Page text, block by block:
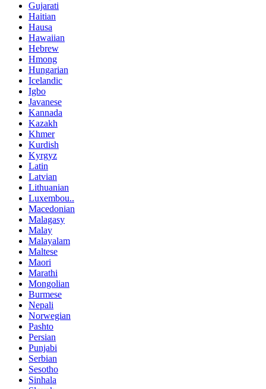
Gujarati
Haitian
Hausa
Hawaiian
Hebrew
Hmong
Hungarian
Icelandic
Igbo
Javanese
Kannada
Kazakh
Khmer
Kurdish
Kyrgyz
Latin
Latvian
Lithuanian
Luxembou..
Macedonian
Malagasy
Malay
Malayalam
Maltese
Maori
Marathi
Mongolian
Burmese
Nepali
Norwegian
Pashto
Persian
Punjabi
Serbian
Sesotho
Sinhala